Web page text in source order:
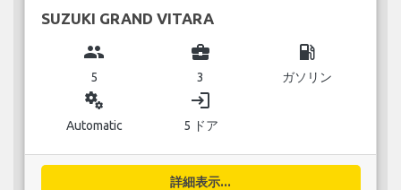
SUZUKI GRAND VITARA
group
5
business_center
3
local_gas_station
ガソリン
miscellaneous_services
Automatic
login
5 ドア
詳細表示...